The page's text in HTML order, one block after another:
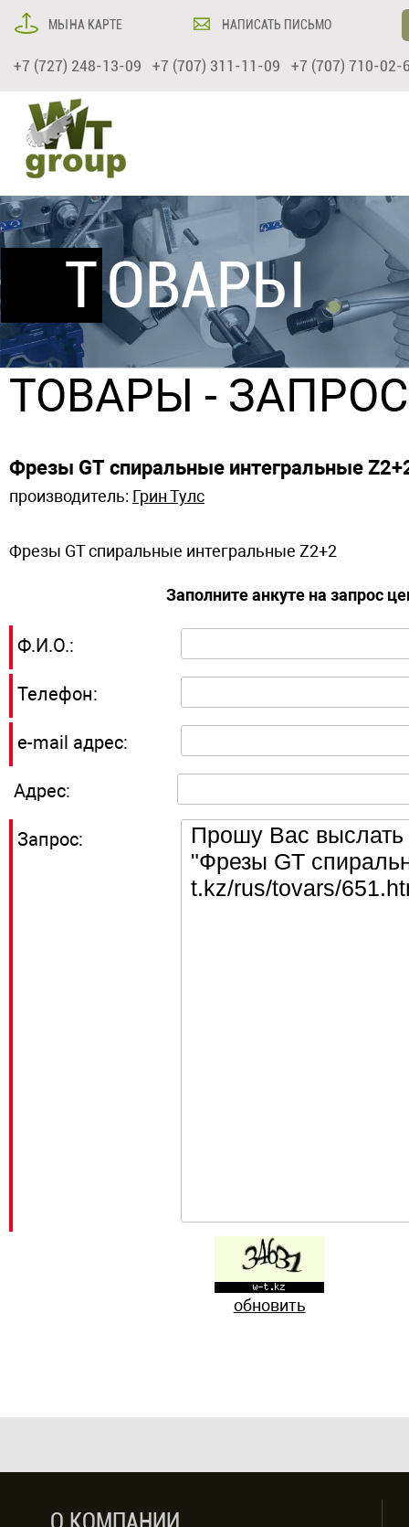
МЫ НА КАРТЕ НАПИСАТЬ ПИСЬМО
+7 (727) 248-13-09 +7 (707) 311-11-09 +7 (707) 710-02-
ТОВАРЫ
ТОВАРЫ -
Фрезы GT спиральные интегральные
производитель: Грин Тулс
Фрезы GT спиральные интегральные Z2+2
Заполните анкуте на запрос
Ф.И.О.:
Телефон:
e-mail адрес:
Адрес:
Запрос:
обновить
О КОМПАНИИ